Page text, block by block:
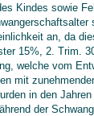
Kindes sowie
an, da
15%, 2. Trim.
welche vom
mit
in den
der